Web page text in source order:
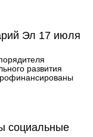
Эл 17 июля
развития
социальные